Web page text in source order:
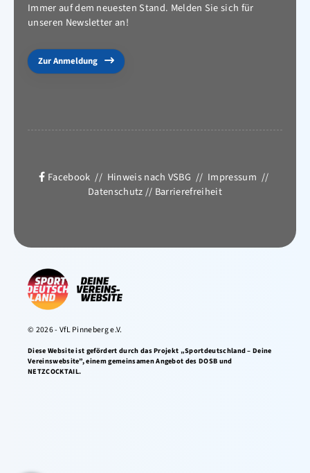
Immer auf dem neuesten Stand. Melden Sie sich für
unseren Newsletter an!
Zur Anmeldung
Facebook // Hinweis nach VSBG // Impressum //
Datenschutz// Barrierefreiheit
© 2026 - VfL Pinneberg e.V.
Diese Website ist gefördert durch das Projekt „Sportdeutschland – Deine
Vereinswebsite”, einem gemeinsamen Angebot des DOSB und
NETZCOCKTAIL.